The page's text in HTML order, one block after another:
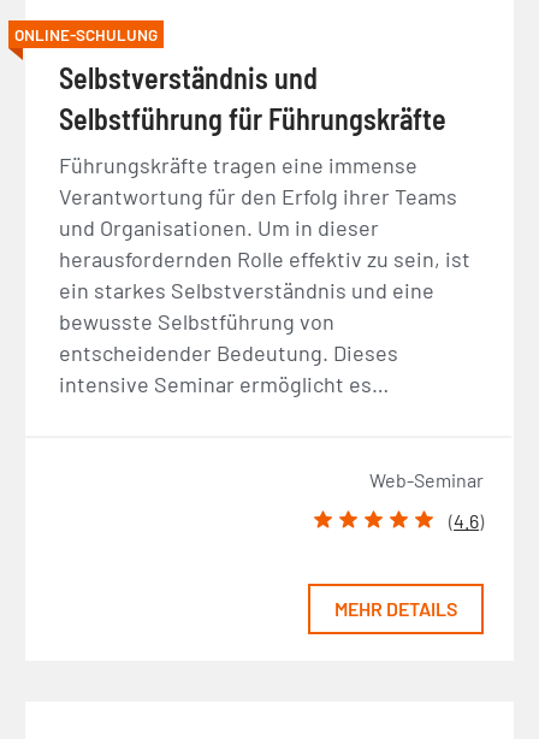
ONLINE-SCHULUNG
Selbstverständnis und
Selbstführung für Führungskräfte
Führungskräfte tragen eine immense
Verantwortung für den Erfolg ihrer Teams
und Organisationen. Um in dieser
herausfordernden Rolle effektiv zu sein, ist
ein starkes Selbstverständnis und eine
bewusste Selbstführung von
entscheidender Bedeutung. Dieses
intensive Seminar ermöglicht es…
Web-Seminar
(4.6)
MEHR DETAILS